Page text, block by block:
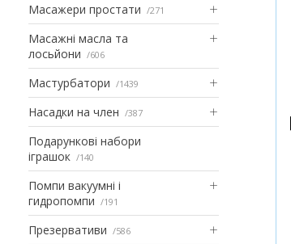
Масажери простати 271
Масажні масла та
лосьйони
606
Мастурбатори 1439
Насадки на член 387
Подарункові набори
іграшок
140
Помпи вакуумні і
гидропомпи
191
Презервативи 586